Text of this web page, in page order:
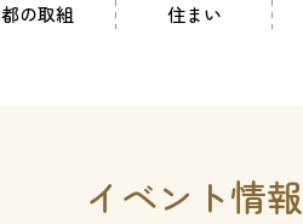
都の取組 住まい
イベント情報